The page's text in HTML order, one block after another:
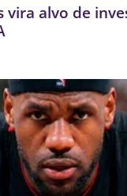
vira alvo de